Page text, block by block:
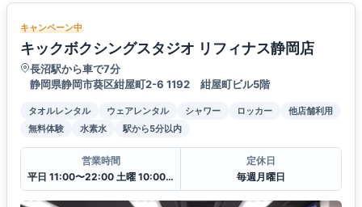
キャンペーン中
キックボクシングスタジオ リフィナス静岡店
長沼駅から車で7分
静岡県静岡市葵区紺屋町2-6 1192 紺屋町ビル5階
タオルレンタル ウェアレンタル シャワー ロッカー
他店舗利用
無料体験
水素水 駅から5分以内
営業時間
平日 11:00〜22:00 土曜 10:00〜20:00 日・祝 10:00〜18:00
定休日
毎週月曜日